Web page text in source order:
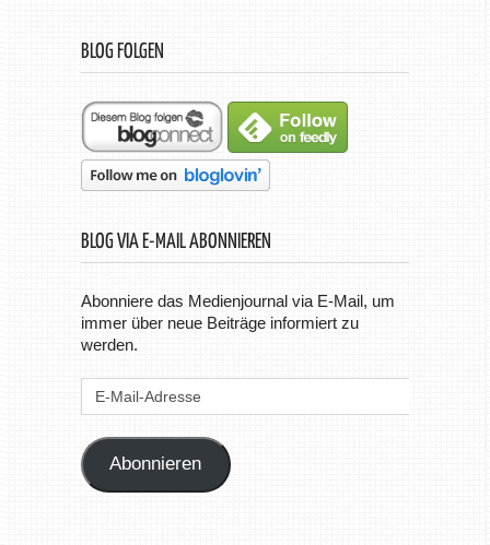
BLOG FOLGEN
BLOG VIA E-MAIL ABONNIEREN
Abonniere das Medienjournal via E-Mail, um
immer über neue Beiträge informiert zu
werden.
Abonnieren